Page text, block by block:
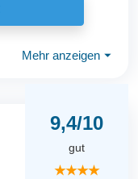
Mehr anzeigen ⏷
9,4/10
gut
★★★★